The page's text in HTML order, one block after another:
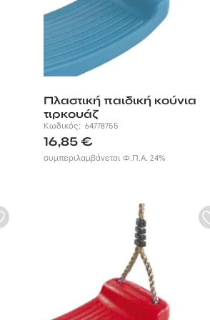
Πλαστική παιδική κούνια
τιρκουάζ
Κωδικός: 64778755
16,85€
συμπεριλαμβάνεται Φ.Π.Α. 24%